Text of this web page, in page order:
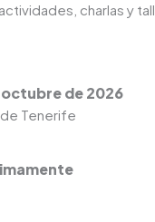
charlas y
octubre de 2026
de Tenerife